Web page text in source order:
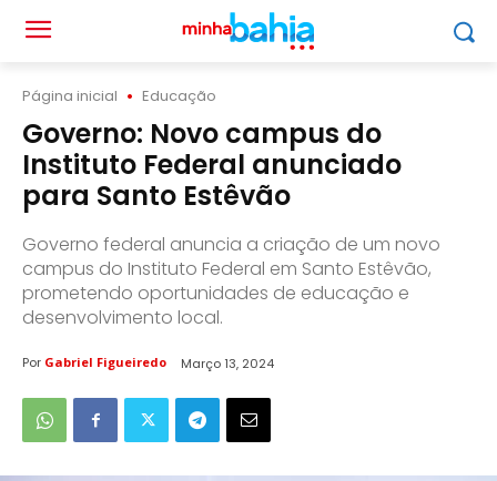
Página inicial Educação
Governo: Novo campus do
Instituto Federal anunciado
para Santo Estêvão
Governo federal anuncia a criação de um novo
campus do Instituto Federal em Santo Estêvão,
prometendo oportunidades de educação e
desenvolvimento local.
Por Gabriel Figueiredo Março 13, 2024